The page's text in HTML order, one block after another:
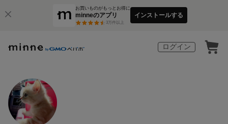
お買いものがもっとお得に
minneのアプリ
3万件以上
インストールする
ログイン